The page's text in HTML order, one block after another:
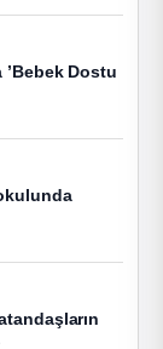
’Bebek Dostu